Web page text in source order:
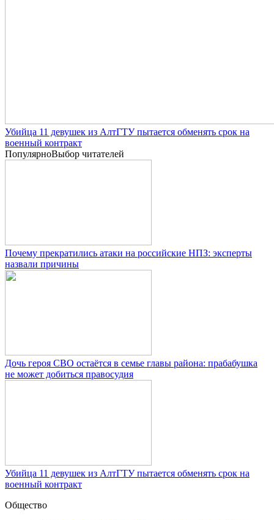
Убийца 11 девушек из АлтГТУ пытается обменять срок на
военный контракт
ПопулярноВыбор читателей
Почему прекратились атаки на российские НПЗ: эксперты
назвали причины
Дочь героя СВО остаётся в семье главы района: прабабушка
не может добиться правосудия
Убийца 11 девушек из АлтГТУ пытается обменять срок на
военный контракт
Общество